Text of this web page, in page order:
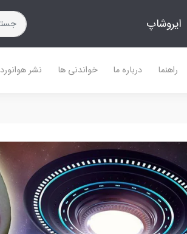
ایروشاپ
راهنما درباره ما خواندنی ها نشر هوانورد